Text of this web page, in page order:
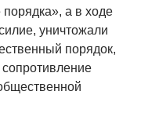
а в ходе
уничтожали
порядок,